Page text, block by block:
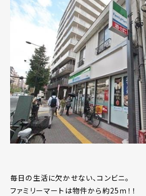
毎日の生活に欠かせない、コンビニ。
ファミリーマートは物件から約25ｍ！！